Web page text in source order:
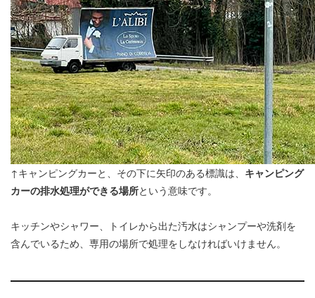
↑キャンピングカーと、その下に矢印のある標識は、 キャンピング
カーの排水処理ができる場所という意味です。
キッチンやシャワー、トイレから出た汚水はシャンプーや洗剤を
含んでいるため、専用の場所で処理をしなければいけません。